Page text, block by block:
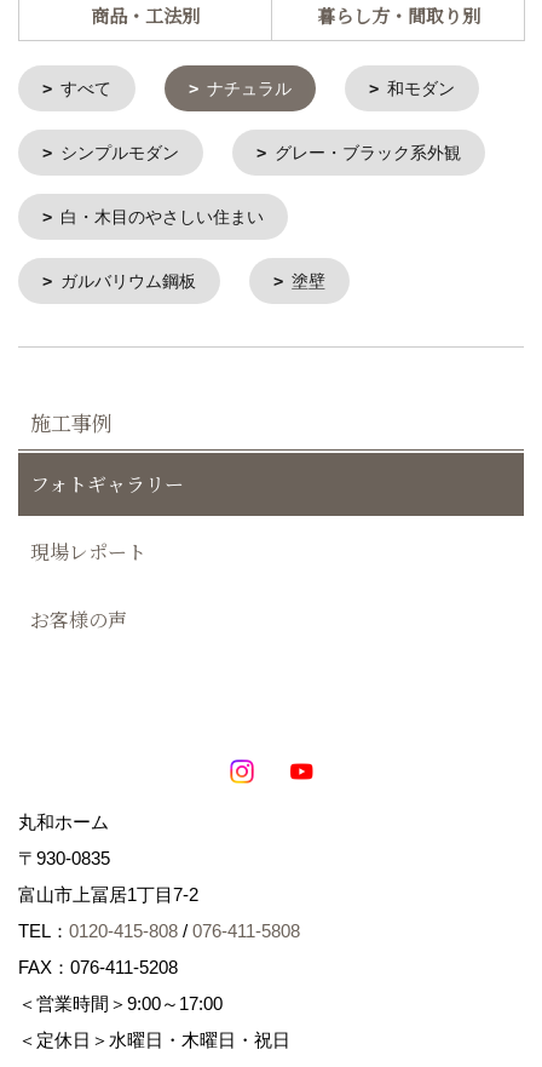
商品・工法別
暮らし方・間取り別
すべて ナチュラル 和モダン
シンプルモダン グレー・ブラック系外観
白・木目のやさしい住まい
ガルバリウム鋼板 塗壁
施工事例
フォトギャラリー
現場レポート
お客様の声
丸和ホーム
〒930-0835
富山市上冨居1丁目7-2
TEL： 0120-415-808 / 076-411-5808
FAX：076-411-5208
＜営業時間＞9:00～17:00
＜定休日＞水曜日・木曜日・祝日